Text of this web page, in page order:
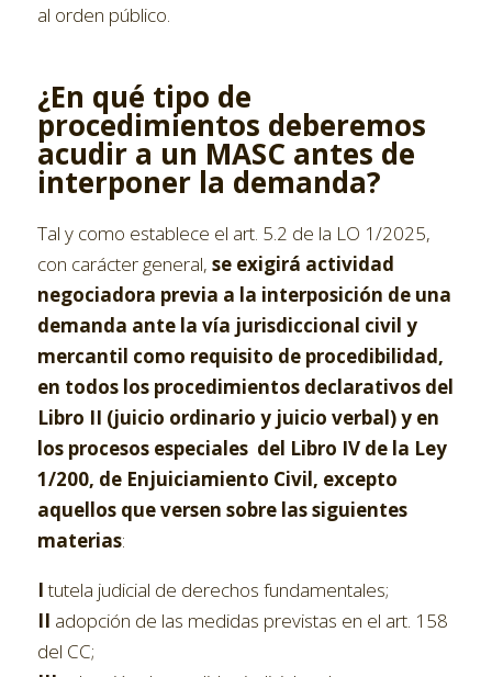
al orden público.
¿En qué tipo de
procedimientos deberemos
acudir a un MASC antes de
interponer la demanda?
Tal y como establece el art. 5.2 de la LO 1/2025,
con carácter general, se exigirá actividad
negociadora previa a la interposición de una
demanda ante la vía jurisdiccional civil y
mercantil como requisito de procedibilidad,
en todos los procedimientos declarativos del
Libro II (juicio ordinario y juicio verbal) y en
los procesos especiales del Libro IV de la Ley
1/200, de Enjuiciamiento Civil, excepto
aquellos que versen sobre las siguientes
materias:
Itutela judicial de derechos fundamentales;
II adopción de las medidas previstas en el art. 158
del CC;